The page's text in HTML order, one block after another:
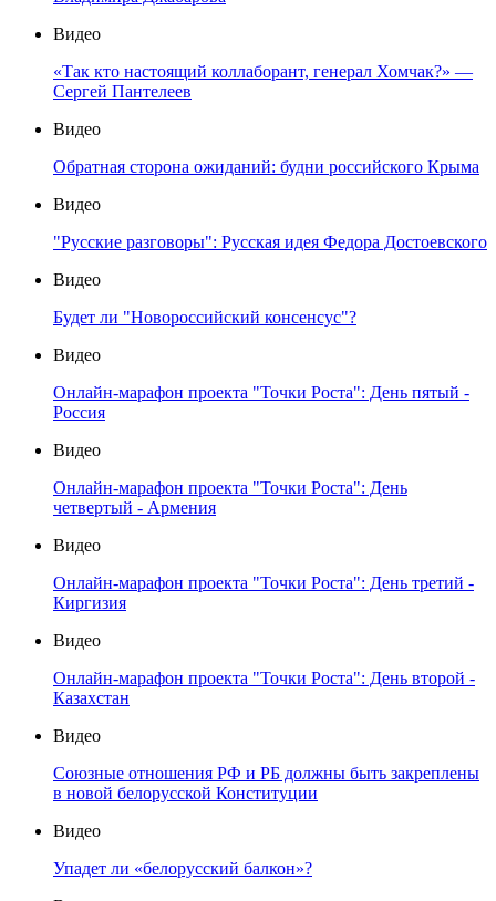
Видео
«Так кто настоящий коллаборант, генерал Хомчак?» —
Сергей Пантелеев
Видео
Обратная сторона ожиданий: будни российского Крыма
Видео
"Русские разговоры": Русская идея Федора Достоевского
Видео
Будет ли "Новороссийский консенсус"?
Видео
Онлайн-марафон проекта "Точки Роста": День пятый -
Россия
Видео
Онлайн-марафон проекта "Точки Роста": День
четвертый - Армения
Видео
Онлайн-марафон проекта "Точки Роста": День третий -
Киргизия
Видео
Онлайн-марафон проекта "Точки Роста": День второй -
Казахстан
Видео
Союзные отношения РФ и РБ должны быть закреплены
в новой белорусской Конституции
Видео
Упадет ли «белорусский балкон»?